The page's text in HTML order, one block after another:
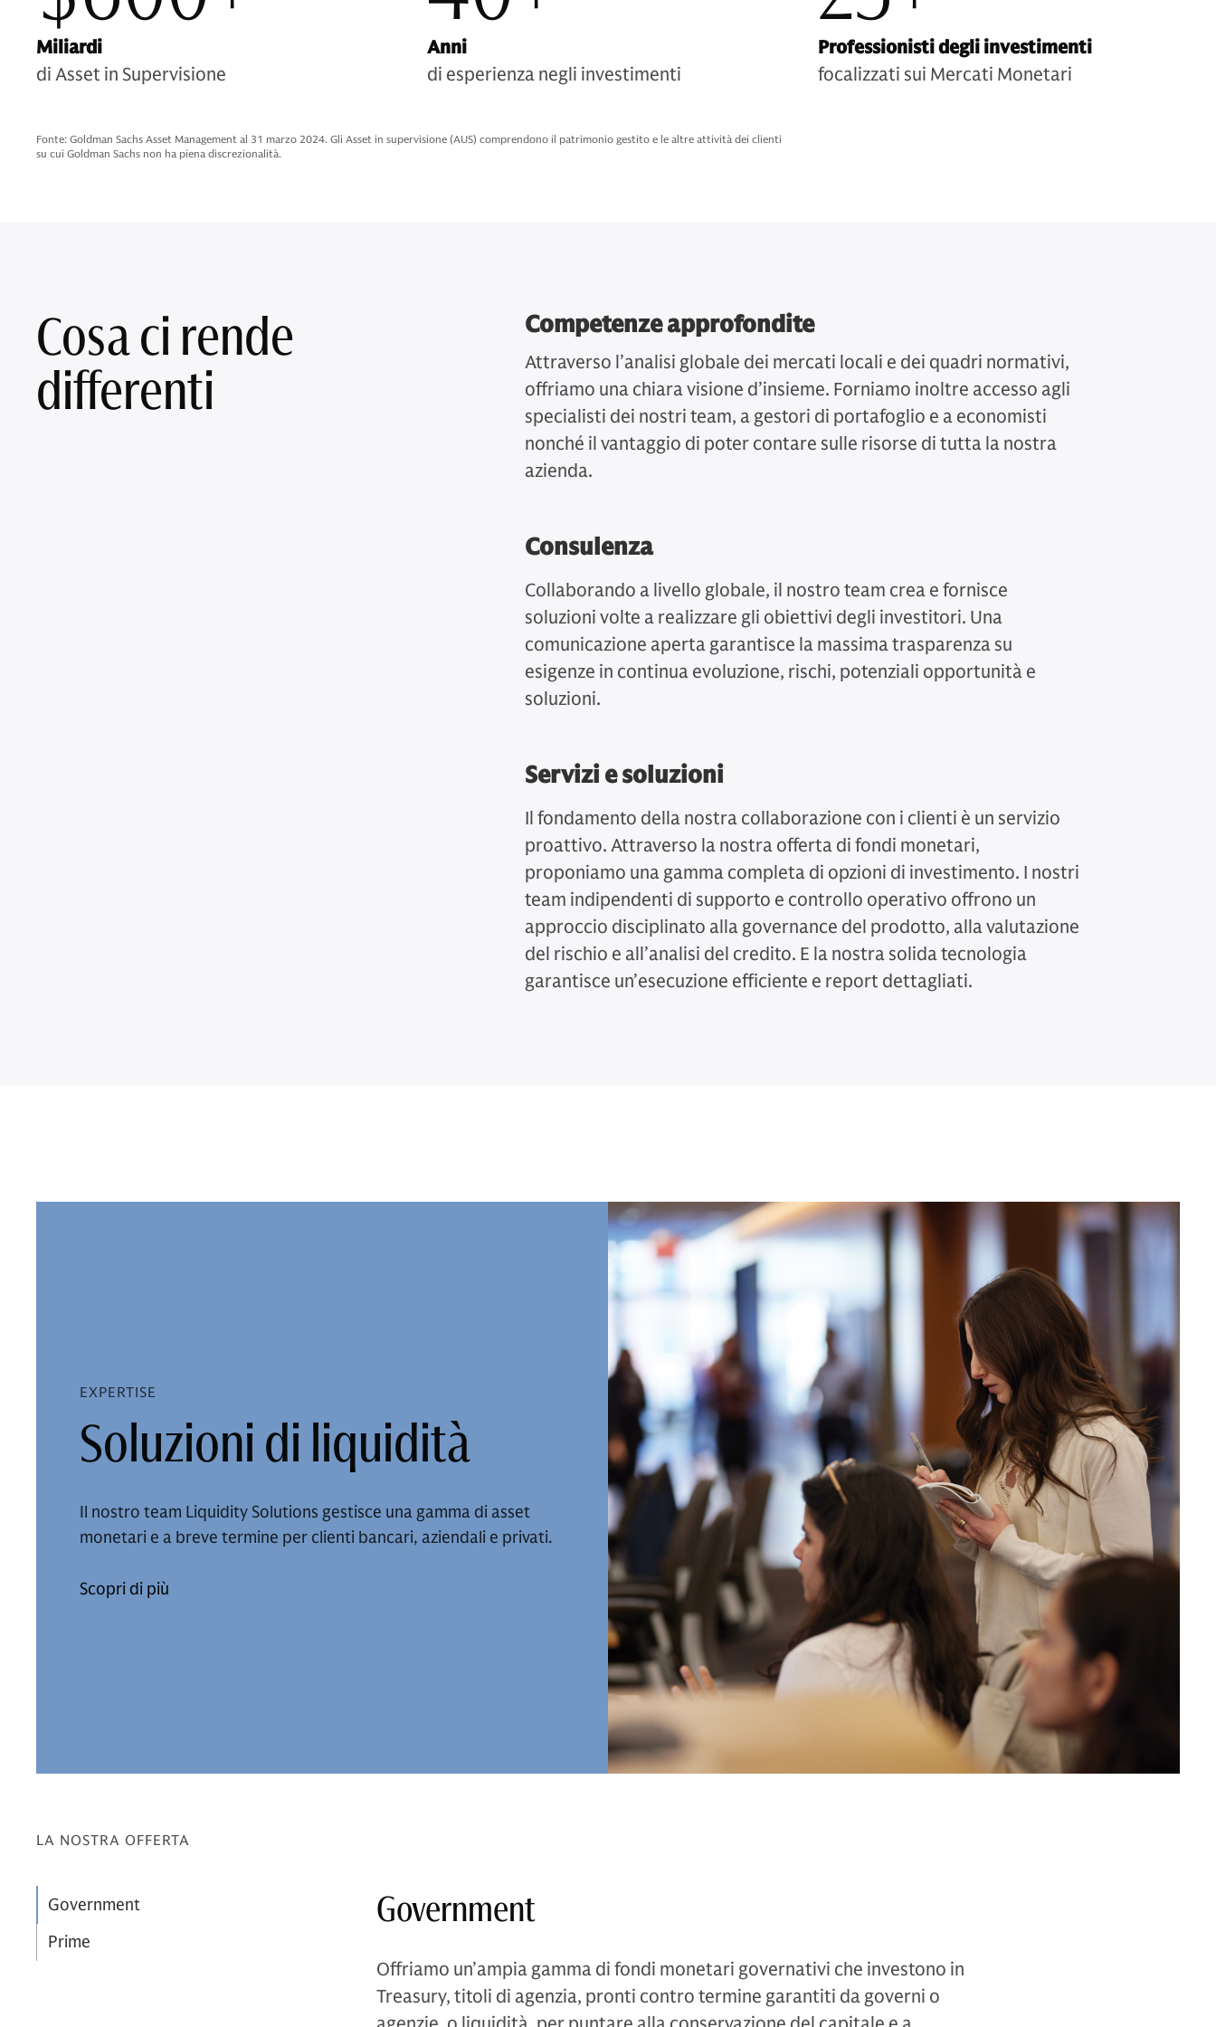
Miliardi
di Asset in Supervisione
Anni
di esperienza negli investimenti
Professionisti degli investimenti
focalizzati sui Mercati Monetari
Fonte: Goldman Sachs Asset Management al 31 marzo 2024. Gli Asset in supervisione (AUS) comprendono il patrimonio gestito e le altre attività dei clienti
su cui Goldman Sachs non ha piena discrezionalità.
Cosa ci rende
differenti
Competenze approfondite
Attraverso l’analisi globale dei mercati locali e dei quadri normativi,
offriamo una chiara visione d’insieme. Forniamo inoltre accesso agli
specialisti dei nostri team, a gestori di portafoglio e a economisti
nonché il vantaggio di poter contare sulle risorse di tutta la nostra
azienda.
Consulenza
Collaborando a livello globale, il nostro team crea e fornisce
soluzioni volte a realizzare gli obiettivi degli investitori. Una
comunicazione aperta garantisce la massima trasparenza su
esigenze in continua evoluzione, rischi, potenziali opportunità e
soluzioni.
Servizi e soluzioni
Il fondamento della nostra collaborazione con i clienti è un servizio
proattivo. Attraverso la nostra offerta di fondi monetari,
proponiamo una gamma completa di opzioni di investimento. I nostri
team indipendenti di supporto e controllo operativo offrono un
approccio disciplinato alla governance del prodotto, alla valutazione
del rischio e all’analisi del credito. E la nostra solida tecnologia
garantisce un’esecuzione efficiente e report dettagliati.
EXPERTISE
Soluzioni di liquidità
Il nostro team Liquidity Solutions gestisce una gamma di asset
monetari e a breve termine per clienti bancari, aziendali e privati.
Scopri di più
LA NOSTRA OFFERTA
Government
Prime
Government
Offriamo un’ampia gamma di fondi monetari governativi che investono in
Treasury, titoli di agenzia, pronti contro termine garantiti da governi o